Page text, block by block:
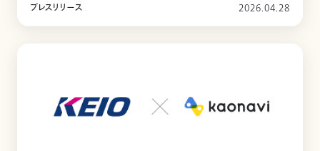
プレスリリース 2026.04.28